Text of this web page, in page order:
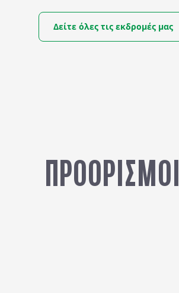
Δείτε όλες τις εκδρομές μας
ΠΡΟΟΡΙΣΜΟΙ